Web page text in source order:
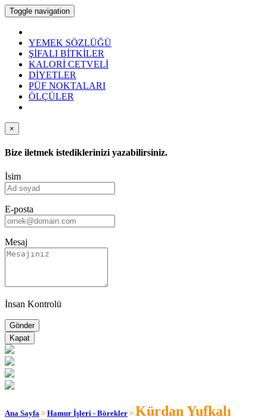
Toggle navigation
YEMEK SÖZLÜĞÜ
ŞİFALI BİTKİLER
KALORİ CETVELİ
DİYETLER
PÜF NOKTALARI
ÖLÇÜLER
×
Bize iletmek istediklerinizi yazabilirsiniz.
İsim
E-posta
Mesaj
İnsan Kontrolü
Kapat
Ana Sayfa > Hamur İşleri - Börekler > Kürdan Yufkalı